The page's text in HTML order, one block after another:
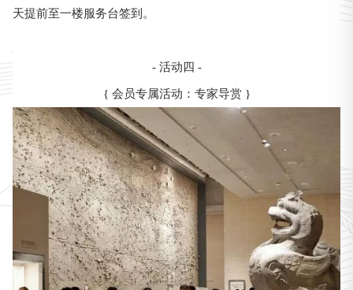
天提前至一楼服务台签到。
- 活动四 -
{ 会员专属活动：专家导赏 }